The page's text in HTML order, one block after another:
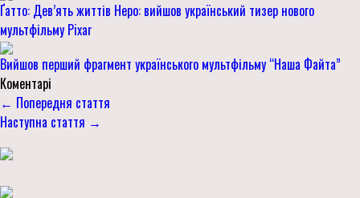
Ґатто: Дев’ять життів Неро: вийшов український тизер нового
мультфільму Pixar
Вийшов перший фрагмент українського мультфільму “Наша Файта”
Коментарі
← Попередня стаття
Наступна стаття →